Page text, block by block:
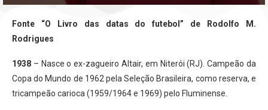
Fonte “O Livro das datas do futebol” de Rodolfo M.
Rodrigues
1938 – Nasce o ex-zagueiro Altair, em Niterói (RJ). Campeão da
Copa do Mundo de 1962 pela Seleção Brasileira, como reserva, e
tricampeão carioca (1959/1964 e 1969) pelo Fluminense.